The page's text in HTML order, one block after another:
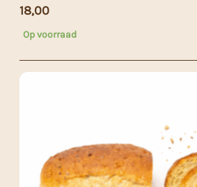
18,00
Op voorraad